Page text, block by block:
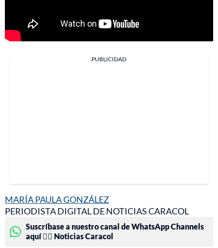
PUBLICIDAD
MARÍA PAULA GONZÁLEZ
PERIODISTA DIGITAL DE NOTICIAS CARACOL
Suscríbase a nuestro canal de WhatsApp Channels
aquí 👉🏻 Noticias Caracol